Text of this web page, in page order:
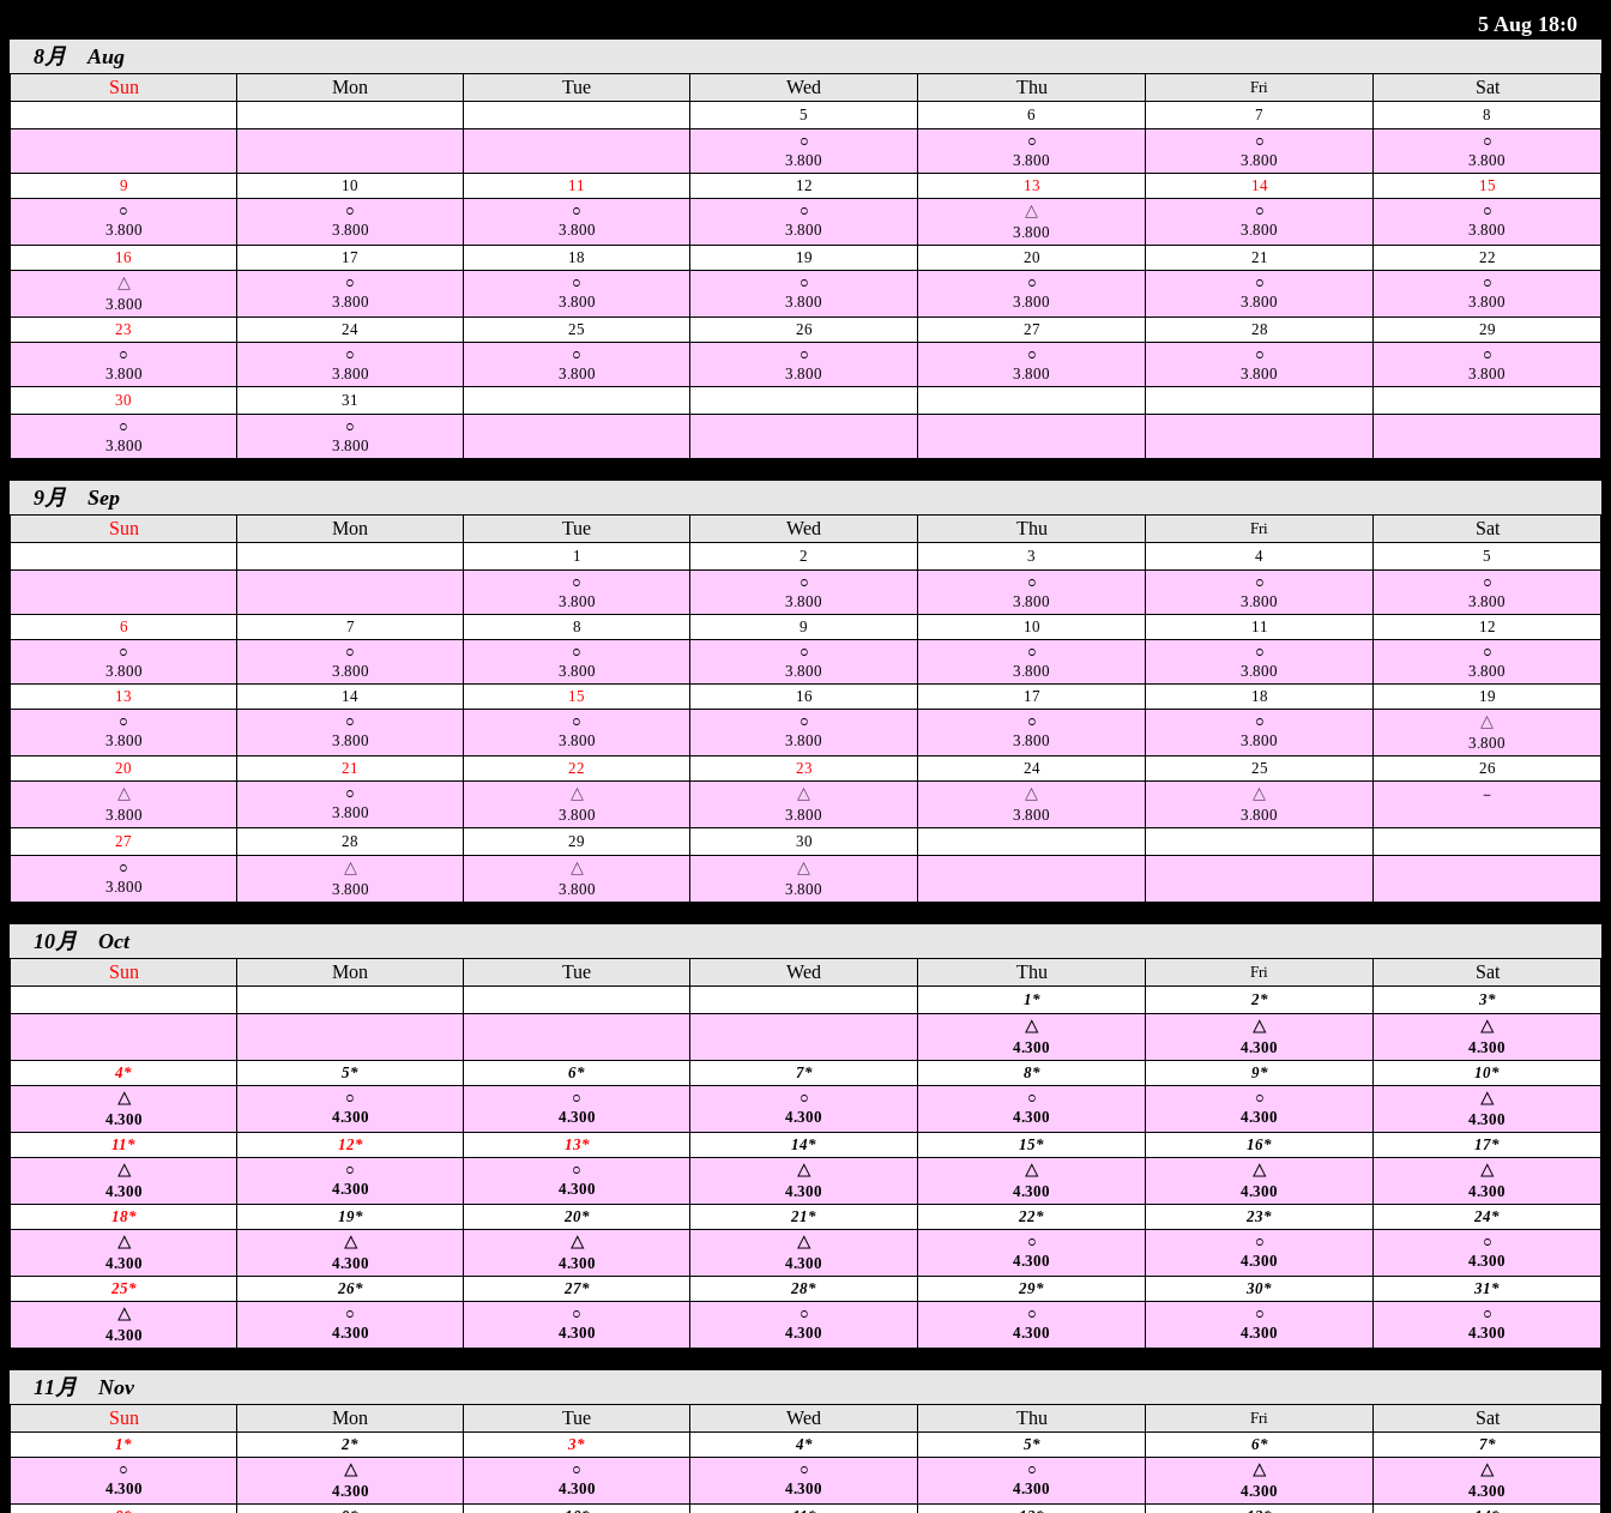
5 Aug 18:0
8月 Aug
Sun Mon Tue Wed Thu Fri Sat
5 6 7
8
○
3.800
○
3.800
○
3.800
○
3.800
9
10 11 12 13 14
15
○
3.800
○
3.800
○
3.800
○
3.800
△
3.800
○
3.800
○
3.800
16
17 18 19 20 21
22
△
3.800
○
3.800
○
3.800
○
3.800
○
3.800
○
3.800
○
3.800
23
24 25 26 27 28
29
○
3.800
○
3.800
○
3.800
○
3.800
○
3.800
○
3.800
○
3.800
30
31
○
3.800
○
3.800
9月 Sep
Sun Mon Tue Wed Thu Fri Sat
1 2 3 4
5
○
3.800
○
3.800
○
3.800
○
3.800
○
3.800
6
7 8 9 10 11
12
○
3.800
○
3.800
○
3.800
○
3.800
○
3.800
○
3.800
○
3.800
13
14 15 16 17 18
19
○
3.800
○
3.800
○
3.800
○
3.800
○
3.800
○
3.800
△
3.800
20
21 22 23 24 25
26
△
3.800
○
3.800
△
3.800
△
3.800
△
3.800
△
3.800
－
27 28 29 30
○
3.800
△
3.800
△
3.800
△
3.800
10月 Oct
Sun Mon Tue Wed Thu Fri Sat
1* 2*
3*
△
4.300
△
4.300
△
4.300
4*
5* 6* 7* 8* 9*
10*
△
4.300
○
4.300
○
4.300
○
4.300
○
4.300
○
4.300
△
4.300
11*
12* 13* 14* 15* 16*
17*
△
4.300
○
4.300
○
4.300
△
4.300
△
4.300
△
4.300
△
4.300
18*
19* 20* 21* 22* 23*
24*
△
4.300
△
4.300
△
4.300
△
4.300
○
4.300
○
4.300
○
4.300
25*
26* 27* 28* 29* 30*
31*
△
4.300
○
4.300
○
4.300
○
4.300
○
4.300
○
4.300
○
4.300
11月 Nov
Sun Mon Tue Wed Thu Fri Sat
1* 2* 3* 4* 5* 6*
7*
○
4.300
△
4.300
○
4.300
○
4.300
○
4.300
△
4.300
△
4.300